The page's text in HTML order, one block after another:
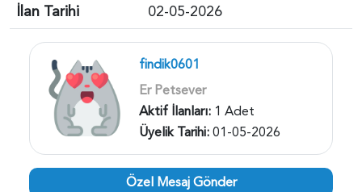
İlan Tarihi
02-05-2026
findik0601
Er Petsever
Aktif İlanları: 1 Adet
Üyelik Tarihi:01-05-2026
Özel Mesaj Gönder